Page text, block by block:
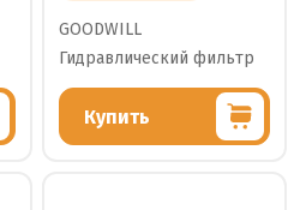
GOODWILL
Гидравлический фильтр
Купить